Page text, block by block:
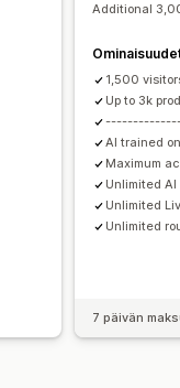
Aukioloajat
Additional
1,500
Up to 3k
AI trained
Maximum
Unlimited
Unlimited
Unlimited
7 päivän